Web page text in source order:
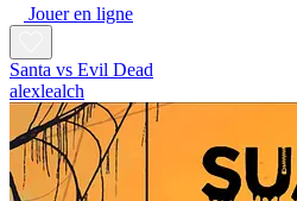
Jouer en ligne
Santa vs Evil Dead
alexlealch